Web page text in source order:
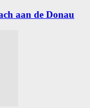
aan de Donau